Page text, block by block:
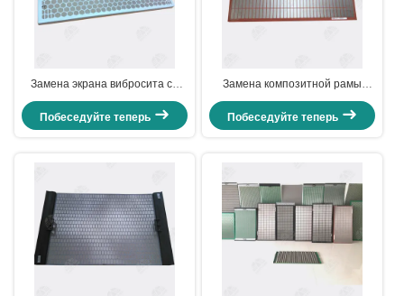
Замена экрана вибросита со
стальной рамой на M-I SWACO
Mongoose
Побеседуйте теперь
Замена композитной рамы
вибросита на M-I SWACO
Mongoose
Побеседуйте теперь